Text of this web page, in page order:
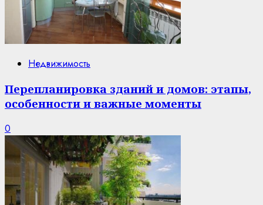
Недвижимость
Перепланировка зданий и домов: этапы,
особенности и важные моменты
0